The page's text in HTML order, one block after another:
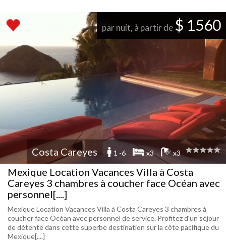
par nuit, à partir de $ 1560
Costa Careyes 1 -6 x3 x3
Mexique Location Vacances Villa à Costa
Careyes 3 chambres à coucher face Océan avec
personnel[....]
Mexique Location Vacances Villa à Costa Careyes 3 chambres à
coucher face Océan avec personnel de service. Profitez d'un séjour
de détente dans cette superbe destination sur la côte pacifique du
Mexique[....]